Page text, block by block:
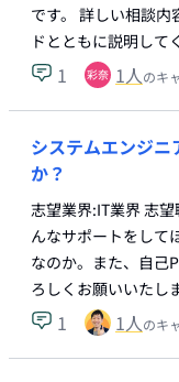
です。 詳しい相談
ドとともに説明し
1 1人のキ
システムエンジニ
か？
志望業界:IT業界 志
んなサポートをして
なのか。また、自己
ろしくお願いいたし
1 1人のキ